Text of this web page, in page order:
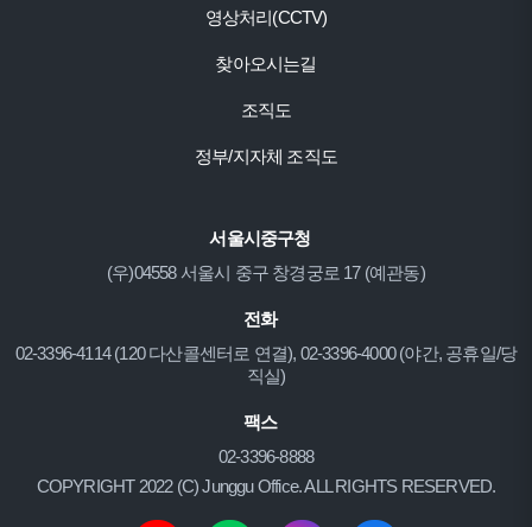
영상처리(CCTV)
찾아오시는길
조직도
정부/지자체 조직도
서울시중구청
(우)04558 서울시 중구 창경궁로 17 (예관동)
전화
02-3396-4114 (120 다산콜센터로 연결), 02-3396-4000 (야간, 공휴일/당
직실)
팩스
02-3396-8888
COPYRIGHT 2022 (C) Junggu Office. ALL RIGHTS RESERVED.